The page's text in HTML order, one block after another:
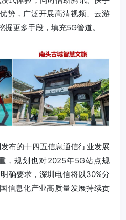
势，广泛开展高清视频、云游
更多手段，填充5G管道。
布的十四五信息通信行业发展
，规划也对2025年5G站点规
确要求，深圳电信将以30%分
信息化产业高质量发展持续贡